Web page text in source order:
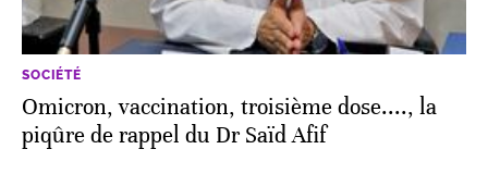
SOCIÉTÉ
Omicron, vaccination, troisième dose...., la
piqûre de rappel du Dr Saïd Afif